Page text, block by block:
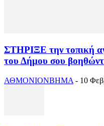
ΣΤΗΡΙΞΕ την τοπική
του Δήμου σου
ΑΘΜΟΝΙΟΝΒΗΜΑ - 10